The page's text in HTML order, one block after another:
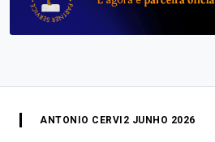
ANTONIO CERVI 2 JUNHO 2026